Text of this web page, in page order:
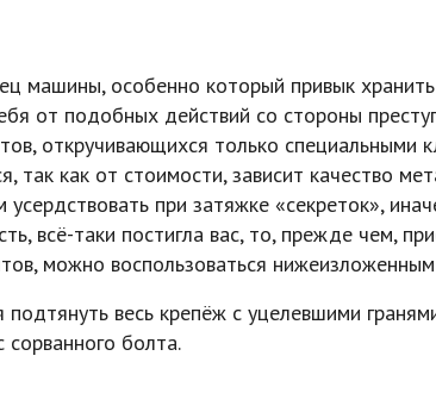
машины, особенно который привык
от подобных действий со стороны
откручивающихся только
так как от стоимости, зависит качество
при затяжке «секреток»,
всё-таки постигла вас, то, прежде чем,
можно воспользоваться
весь крепёж с уцелевшими
сорванного болта.